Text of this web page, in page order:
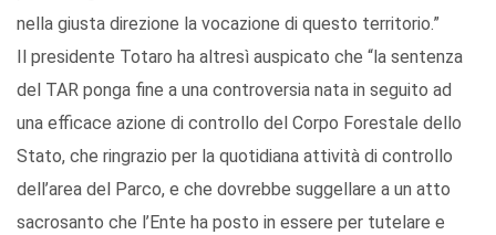
nella giusta direzione la vocazione di questo territorio.”
Il presidente Totaro ha altresì auspicato che “la sentenza
del TAR ponga fine a una controversia nata in seguito ad
una efficace azione di controllo del Corpo Forestale dello
Stato, che ringrazio per la quotidiana attività di controllo
dell’area del Parco, e che dovrebbe suggellare a un atto
sacrosanto che l’Ente ha posto in essere per tutelare e